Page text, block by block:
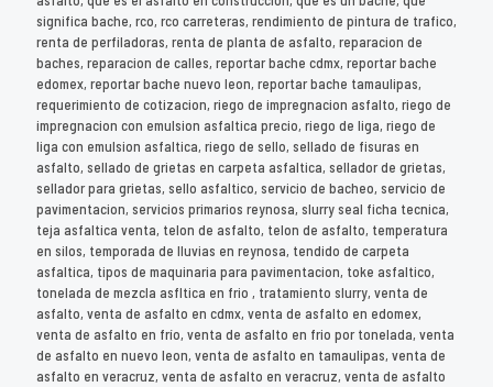
significa bache, rco, rco carreteras, rendimiento de pintura de trafico,
renta de perfiladoras, renta de planta de asfalto, reparacion de
baches, reparacion de calles, reportar bache cdmx, reportar bache
edomex, reportar bache nuevo leon, reportar bache tamaulipas,
requerimiento de cotizacion, riego de impregnacion asfalto, riego de
impregnacion con emulsion asfaltica precio, riego de liga, riego de
liga con emulsion asfaltica, riego de sello, sellado de fisuras en
asfalto, sellado de grietas en carpeta asfaltica, sellador de grietas,
sellador para grietas, sello asfaltico, servicio de bacheo, servicio de
pavimentacion, servicios primarios reynosa, slurry seal ficha tecnica,
teja asfaltica venta, telon de asfalto, telon de asfalto, temperatura
en silos, temporada de lluvias en reynosa, tendido de carpeta
asfaltica, tipos de maquinaria para pavimentacion, toke asfaltico,
tonelada de mezcla asfltica en frio , tratamiento slurry, venta de
asfalto, venta de asfalto en cdmx, venta de asfalto en edomex,
venta de asfalto en frío, venta de asfalto en frio por tonelada, venta
de asfalto en nuevo leon, venta de asfalto en tamaulipas, venta de
asfalto en veracruz, venta de asfalto en veracruz, venta de asfalto